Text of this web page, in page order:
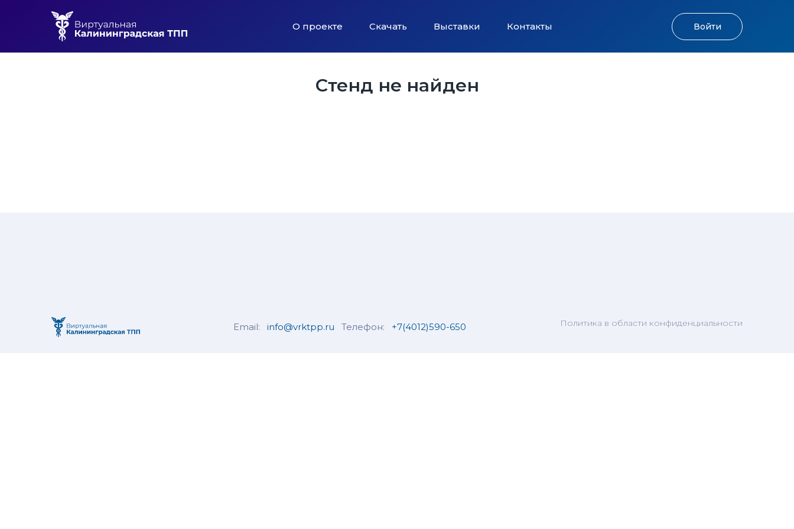
О проекте Скачать Выставки Контакты Войти
Стенд не найден
Email: info@vrktpp.ru Телефон: +7(4012)590-650 Политика в области конфиденциальности